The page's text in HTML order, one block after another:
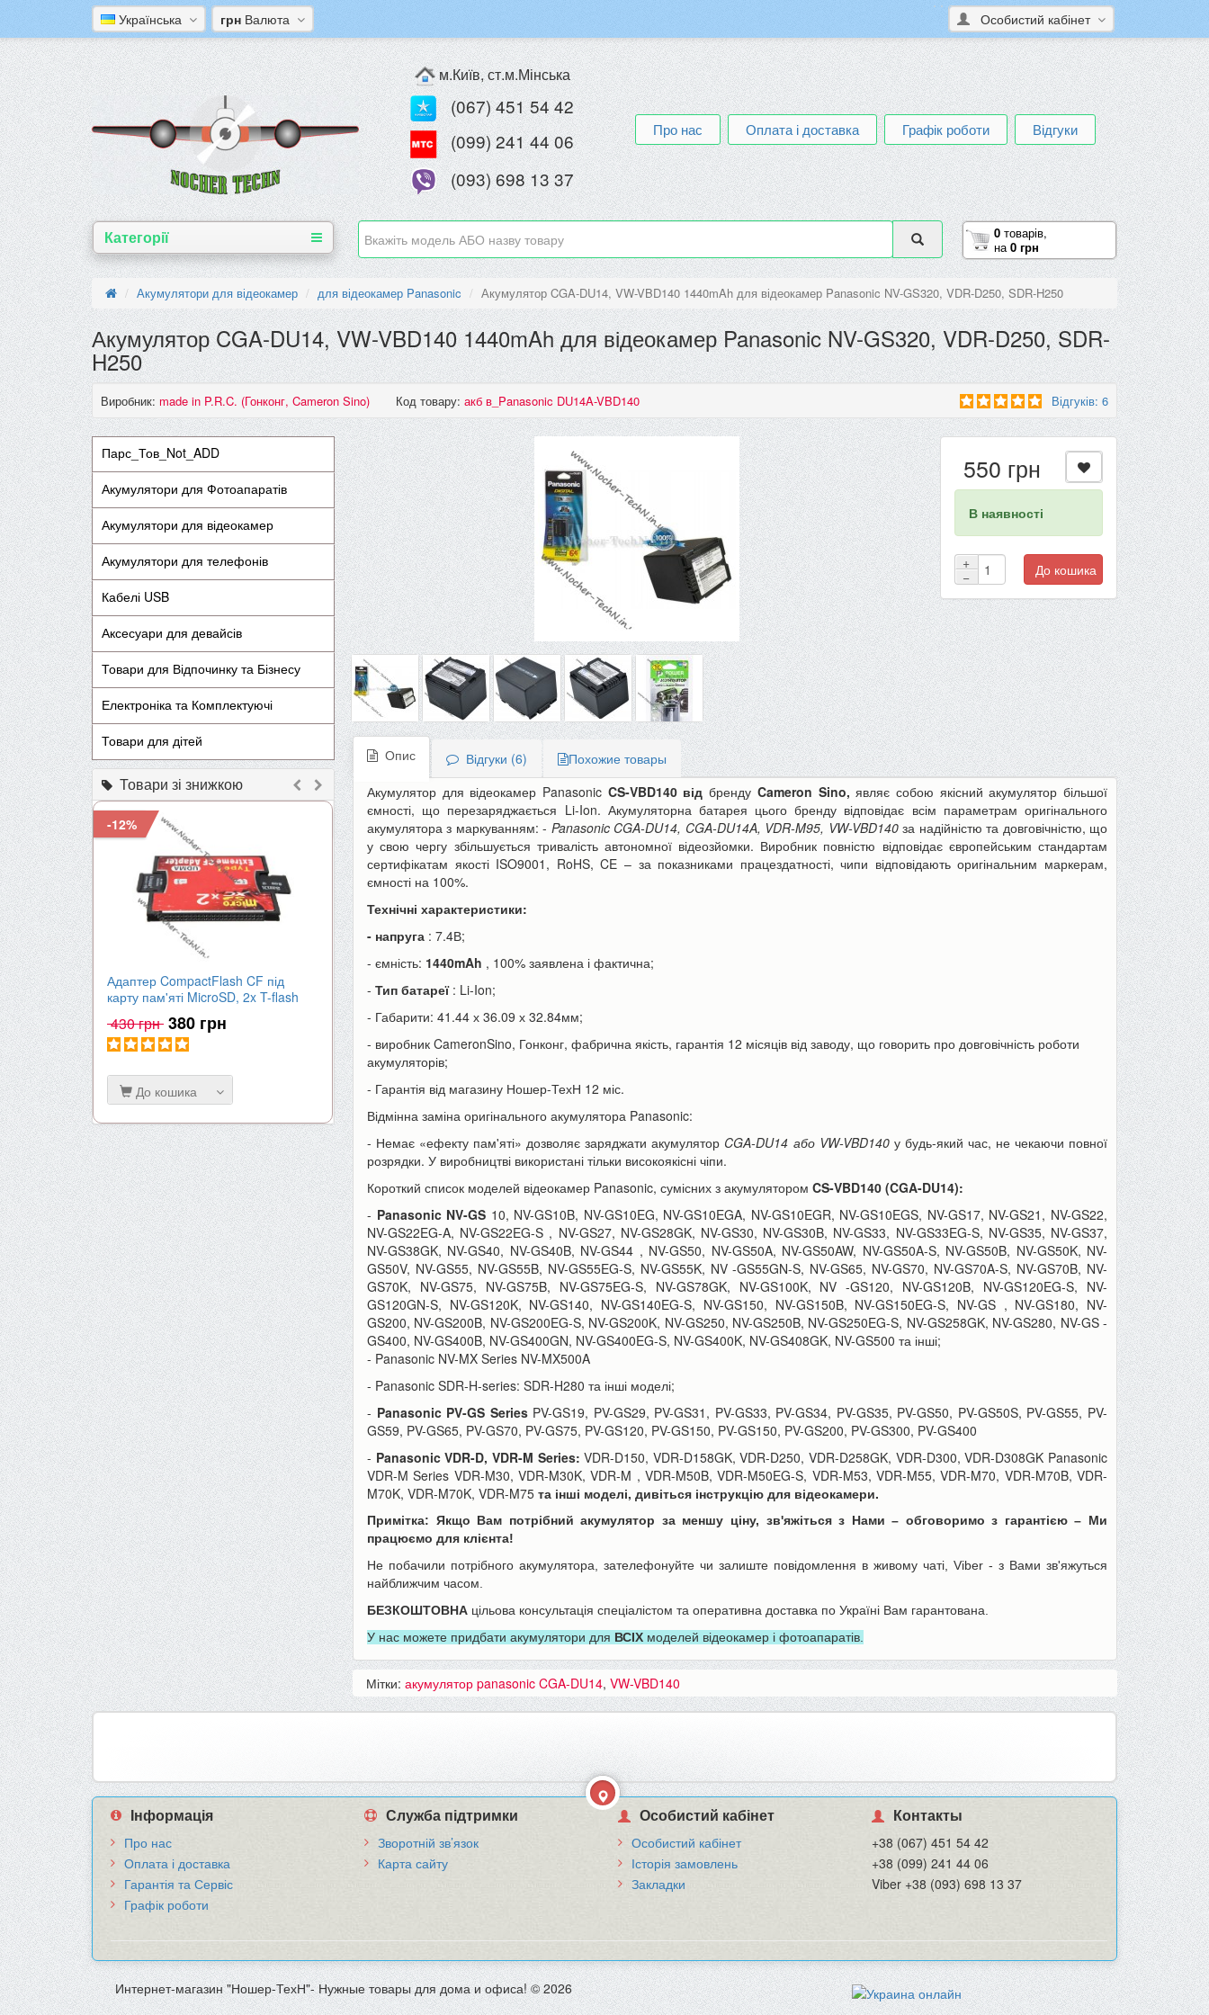
Українська грн Валюта Особистий кабінет
м.Київ, ст.м.Мінська
(067) 451 54 42
(099) 241 44 06
(093) 698 13 37
Про нас Оплата і доставка Графік роботи Відгуки
0товарів,
на0 грн
Категорії
Акумулятори для відеокамер для відеокамер Panasonic Акумулятор CGA-DU14, VW-VBD140 1440mAh для відеокамер Panasonic NV-GS320, VDR-D250, SDR-H250
Акумулятор CGA-DU14, VW-VBD140 1440mAh для відеокамер Panasonic NV-GS320, VDR-D250, SDR-
H250
Виробник: made in P.R.C. (Гонконг, Cameron Sino) Код товару: акб в_Panasonic DU14A-VBD140 Відгуків: 6
Парс_Тов_Not_ADD
Акумулятори для Фотоапаратів
Акумулятори для відеокамер
Акумулятори для телефонів
Кабелі USB
Аксесуари для девайсів
Товари для Відпочинку та Бізнесу
Електроніка та Комплектуючі
Товари для дітей
Товари зі знижкою
-12%
Адаптер CompactFlash CF під
карту пам'яті MicroSD, 2x T-flash
430 грн 380 грн
До кошика
-9%
Акумулятори Canon LP-E6 | LP-E6N
| 2000mAh для фотоапарата EOS...
650 грн 590 грн
До кошика
-10%
До кошика
-22% -13%
Товщиномір шару
шпаклівки, лаку
680 грн 590 грн
До кошика
550 грн
В наявності
+
−
До кошика
Опис Відгуки (6)
Похожие товары
Акумулятор для відеокамер Panasonic CS-VBD140 від бренду Cameron Sino, являє собою якісний акумулятор більшої
ємності, що перезаряджається Li-Ion. Акумуляторна батарея цього бренду відповідає всім параметрам оригінального
акумулятора з маркуванням: - Panasonic CGA-DU14, CGA-DU14A, VDR-M95, VW-VBD140за надійністю та довговічністю, що
у свою чергу збільшується тривалість автономної відеозйомки. Виробник повністю відповідає європейським стандартам
сертифікатам якості ISO9001, RoHS, CE – за показниками працездатності, чипи відповідають оригінальним маркерам,
ємності на 100%.
Технічні характеристики:
- напруга : 7.4В;
- ємність: 1440mAh , 100% заявлена ​​і фактична;
- Тип батареї: Li-Ion;
- Габарити: 41.44 х 36.09 х 32.84мм;
- виробник CameronSino, Гонконг, фабрична якість, гарантія 12 місяців від заводу, що говорить про довговічність роботи
акумуляторів;
- Гарантія від магазину Ношер-ТехН 12 міс.
Відмінна заміна оригінального акумулятора Panasonic:
- Немає «ефекту пам'яті» дозволяє заряджати акумулятор CGA-DU14 або VW-VBD140у будь-який час, не чекаючи повної
розрядки. У виробництві використані тільки високоякісні чіпи.
Короткий список моделей відеокамер Panasonic, сумісних з акумулятором CS-VBD140 (CGA-DU14):
- Panasonic NV-GS 10, NV-GS10B, NV-GS10EG, NV-GS10EGA, NV-GS10EGR, NV-GS10EGS, NV-GS17, NV-GS21, NV-GS22,
NV-GS22EG-A, NV-GS22EG-S , NV-GS27, NV-GS28GK, NV-GS30, NV-GS30B, NV-GS33, NV-GS33EG-S, NV-GS35, NV-GS37,
NV-GS38GK, NV-GS40, NV-GS40B, NV-GS44 , NV-GS50, NV-GS50A, NV-GS50AW, NV-GS50A-S, NV-GS50B, NV-GS50K, NV-
GS50V, NV-GS55, NV-GS55B, NV-GS55EG-S, NV-GS55K, NV -GS55GN-S, NV-GS65, NV-GS70, NV-GS70A-S, NV-GS70B, NV-
GS70K, NV-GS75, NV-GS75B, NV-GS75EG-S, NV-GS78GK, NV-GS100K, NV -GS120, NV-GS120B, NV-GS120EG-S, NV-
GS120GN-S, NV-GS120K, NV-GS140, NV-GS140EG-S, NV-GS150, NV-GS150B, NV-GS150EG-S, NV-GS , NV-GS180, NV-
GS200, NV-GS200B, NV-GS200EG-S, NV-GS200K, NV-GS250, NV-GS250B, NV-GS250EG-S, NV-GS258GK, NV-GS280, NV-GS -
GS400, NV-GS400B, NV-GS400GN, NV-GS400EG-S, NV-GS400K, NV-GS408GK, NV-GS500 та інші;
- Panasonic NV-MX Series NV-MX500A
- Panasonic SDR-H-series: SDR-H280 та інші моделі;
- Panasonic PV-GS SeriesPV-GS19, PV-GS29, PV-GS31, PV-GS33, PV-GS34, PV-GS35, PV-GS50, PV-GS50S, PV-GS55, PV-
GS59, PV-GS65, PV-GS70, PV-GS75, PV-GS120, PV-GS150, PV-GS150, PV-GS200, PV-GS300, PV-GS400
- Panasonic VDR-D, VDR-M Series: VDR-D150, VDR-D158GK, VDR-D250, VDR-D258GK, VDR-D300, VDR-D308GK Panasonic
VDR-M Series VDR-M30, VDR-M30K, VDR-M , VDR-M50B, VDR-M50EG-S, VDR-M53, VDR-M55, VDR-M70, VDR-M70B, VDR-
M70K, VDR-M70K, VDR-M75 та інші моделі, дивіться інструкцію для відеокамери.
Примітка: Якщо Вам потрібний акумулятор за меншу ціну, зв'яжіться з Нами – обговоримо з гарантією – Ми
працюємо для клієнта!
Не побачили потрібного акумулятора, зателефонуйте чи залиште повідомлення в живому чаті, Viber - з Вами зв'яжуться
найближчим часом.
БЕЗКОШТОВНА цільова консультація спеціалістом та оперативна доставка по Україні Вам гарантована.
У нас можете придбати акумулятори для ВСІХ моделей відеокамер і фотоапаратів.
Мітки: акумулятор panasonic CGA-DU14, VW-VBD140
Інформація
Про нас
Оплата і доставка
Гарантія та Сервіс
Графік роботи
Служба підтримки
Зворотній зв’язок
Карта сайту
Особистий кабінет
Особистий кабінет
Історія замовлень
Закладки
Контакты
+38 (067) 451 54 42
+38 (099) 241 44 06
Viber +38 (093) 698 13 37
Интернет-магазин "Ношер-ТехН"- Нужные товары для дома и офиса! © 2026